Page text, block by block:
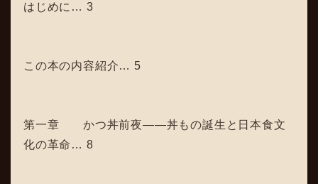
はじめに… 3
この本の内容紹介… 5
第一章 かつ丼前夜――丼もの誕生と日本食文
化の革命… 8